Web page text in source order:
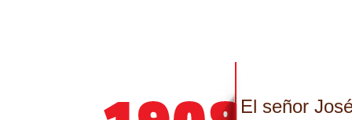
El señor